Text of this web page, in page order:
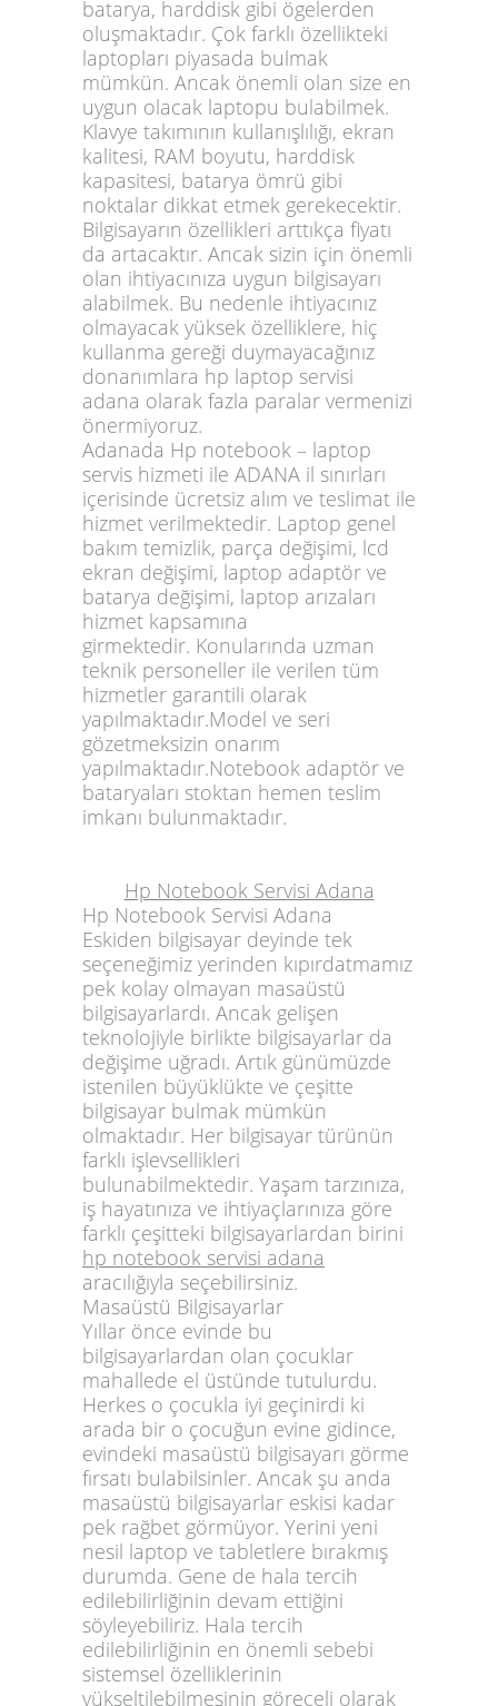
batarya, harddisk gibi ögelerden
oluşmaktadır. Çok farklı özellikteki
laptopları piyasada bulmak
mümkün. Ancak önemli olan size en
uygun olacak laptopu bulabilmek.
Klavye takımının kullanışlılığı, ekran
kalitesi, RAM boyutu, harddisk
kapasitesi, batarya ömrü gibi
noktalar dikkat etmek gerekecektir.
Bilgisayarın özellikleri arttıkça fiyatı
da artacaktır. Ancak sizin için önemli
olan ihtiyacınıza uygun bilgisayarı
alabilmek. Bu nedenle ihtiyacınız
olmayacak yüksek özelliklere, hiç
kullanma gereği duymayacağınız
donanımlara hp laptop servisi
adana olarak fazla paralar vermenizi
önermiyoruz.
Adanada Hp notebook – laptop
servis hizmeti ile ADANA il sınırları
içerisinde ücretsiz alım ve teslimat ile
hizmet verilmektedir. Laptop genel
bakım temizlik, parça değişimi, lcd
ekran değişimi, laptop adaptör ve
batarya değişimi, laptop arızaları
hizmet kapsamına
girmektedir. Konularında uzman
teknik personeller ile verilen tüm
hizmetler garantili olarak
yapılmaktadır.Model ve seri
gözetmeksizin onarım
yapılmaktadır.Notebook adaptör ve
bataryaları stoktan hemen teslim
imkanı bulunmaktadır.
Hp Notebook Servisi Adana
Hp Notebook Servisi Adana
Eskiden bilgisayar deyinde tek
seçeneğimiz yerinden kıpırdatmamız
pek kolay olmayan masaüstü
bilgisayarlardı. Ancak gelişen
teknolojiyle birlikte bilgisayarlar da
değişime uğradı. Artık günümüzde
istenilen büyüklükte ve çeşitte
bilgisayar bulmak mümkün
olmaktadır. Her bilgisayar türünün
farklı işlevsellikleri
bulunabilmektedir. Yaşam tarzınıza,
iş hayatınıza ve ihtiyaçlarınıza göre
farklı çeşitteki bilgisayarlardan birini
hp notebook servisi adana
aracılığıyla seçebilirsiniz.
Masaüstü Bilgisayarlar
Yıllar önce evinde bu
bilgisayarlardan olan çocuklar
mahallede el üstünde tutulurdu.
Herkes o çocukla iyi geçinirdi ki
arada bir o çocuğun evine gidince,
evindeki masaüstü bilgisayarı görme
fırsatı bulabilsinler. Ancak şu anda
masaüstü bilgisayarlar eskisi kadar
pek rağbet görmüyor. Yerini yeni
nesil laptop ve tabletlere bırakmış
durumda. Gene de hala tercih
edilebilirliğinin devam ettiğini
söyleyebiliriz. Hala tercih
edilebilirliğinin en önemli sebebi
sistemsel özelliklerinin
yükseltilebilmesinin göreceli olarak